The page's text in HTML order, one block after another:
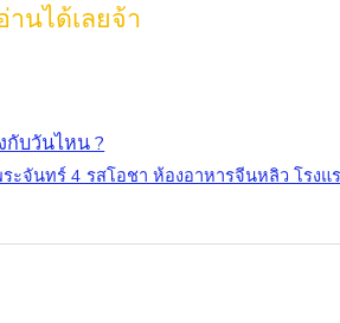
นได้เลยจ้า
กับวันไหน ?
จันทร์ 4 รสโอชา ห้องอาหารจีนหลิว โรงแ